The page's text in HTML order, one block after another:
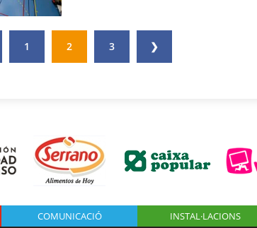
1 2 3 ❯
COMUNICACIÓ INSTAL·LACIONS